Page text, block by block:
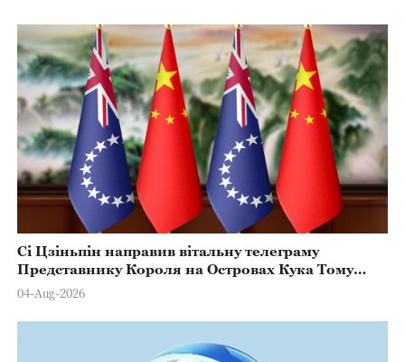
Сі Цзіньпін направив вітальну телеграму
Представнику Короля на Островах Кука Тому
Марстерсу з нагоди Дня Конституції
04-Aug-2026